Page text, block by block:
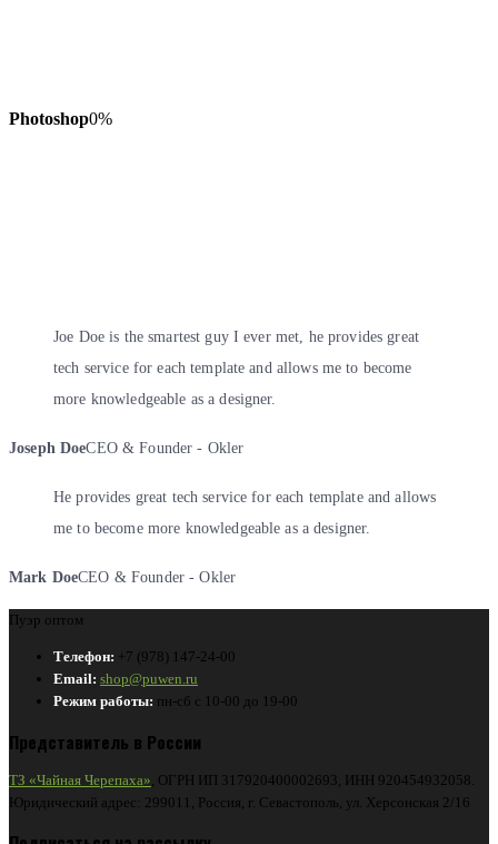
Photoshop0%
Joe Doe is the smartest guy I ever met, he provides great
tech service for each template and allows me to become
more knowledgeable as a designer.
Joseph DoeCEO & Founder - Okler
He provides great tech service for each template and allows
me to become more knowledgeable as a designer.
Mark DoeCEO & Founder - Okler
Пуэр оптом
Телефон: +7 (978) 147-24-00
Email: shop@puwen.ru
Режим работы: пн-сб с 10-00 до 19-00
Представитель в России
ТЗ «Чайная Черепаха» , ОГРН ИП 317920400002693, ИНН 920454932058.
Юридический адрес: 299011, Россия, г. Севастополь, ул. Херсонская 2/16